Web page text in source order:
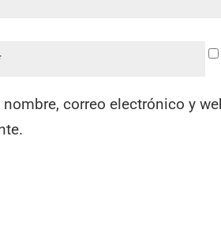
nombre, correo electrónico y